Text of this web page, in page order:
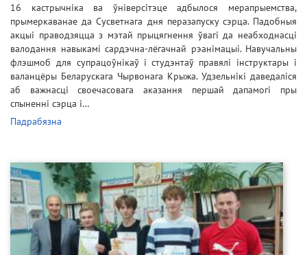
16 кастрычніка ва ўніверсітэце адбылося мерапрыемства,
прымеркаванае да Сусветнага дня перазапуску сэрца. Падобныя
акцыі праводзяцца з мэтай прыцягнення ўвагі да неабходнасці
валодання навыкамі сардэчна-лёгачнай рэанімацыі. Навучальны
флэшмоб для супрацоўнікаў і студэнтаў правялі інструктары і
валанцёры Беларускага Чырвонага Крыжа. Удзельнікі даведаліся
аб важнасці своечасовага аказання першай дапамогі пры
спыненні сэрца і…
Падрабязна